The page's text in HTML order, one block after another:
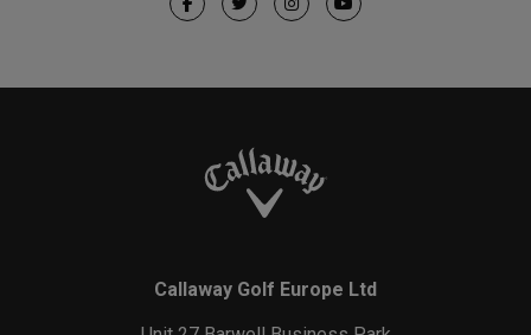
Callaway Golf Europe Ltd